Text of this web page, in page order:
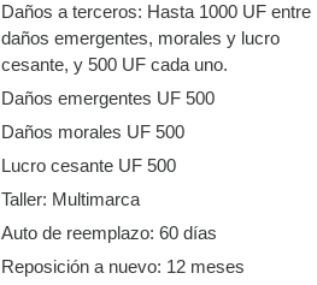
Daños a terceros: Hasta 1000 UF entre
daños emergentes, morales y lucro
cesante, y 500 UF cada uno.
Daños emergentes UF 500
Daños morales UF 500
Lucro cesante UF 500
Taller: Multimarca
Auto de reemplazo: 60 días
Reposición a nuevo: 12 meses